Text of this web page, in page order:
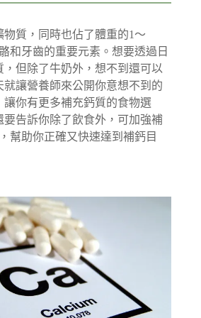
質，同時也佔了體重的1～
和牙齒的重要元素。想要透過日
，但除了牛奶外，想不到還可以
就讓營養師來公開你意想不到的
讓你有更多補充鈣質的食物選
要告訴你除了飲食外，可加強補
幫助你正確又快速達到補鈣目